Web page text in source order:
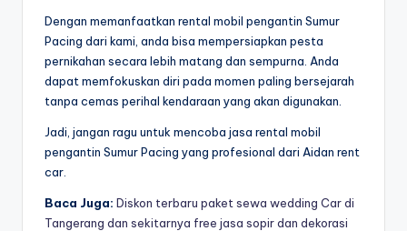
Dengan memanfaatkan rental mobil pengantin Sumur
Pacing dari kami, anda bisa mempersiapkan pesta
pernikahan secara lebih matang dan sempurna. Anda
dapat memfokuskan diri pada momen paling bersejarah
tanpa cemas perihal kendaraan yang akan digunakan.
Jadi, jangan ragu untuk mencoba jasa rental mobil
pengantin Sumur Pacing yang profesional dari Aidan rent
car.
Baca Juga: Diskon terbaru paket sewa wedding Car di
Tangerang dan sekitarnya free jasa sopir dan dekorasi